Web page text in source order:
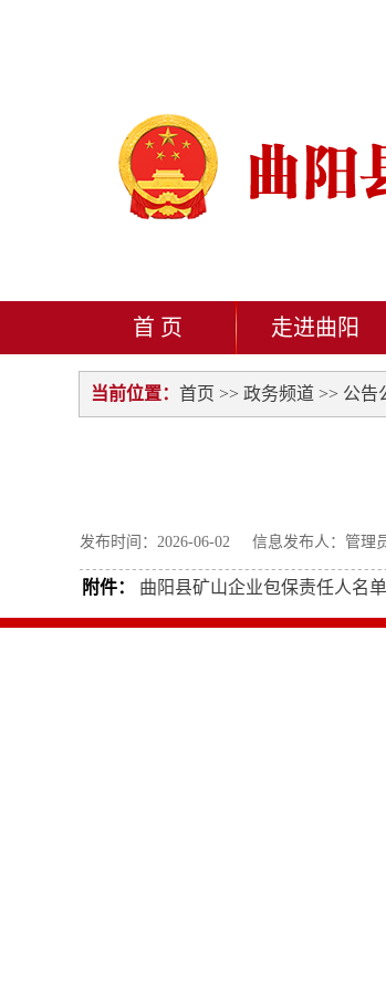
首 页 走进曲阳
当前位置： 首页 >> 政务频道 >> 公告
发布时间：2026-06-02 信息发布人：管理
附件： 曲阳县矿山企业包保责任人名